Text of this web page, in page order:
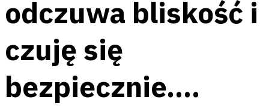
odczuwa bliskość i
czuję się
bezpiecznie….